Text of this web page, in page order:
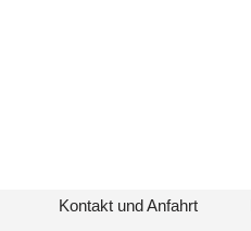
Kontakt und Anfahrt